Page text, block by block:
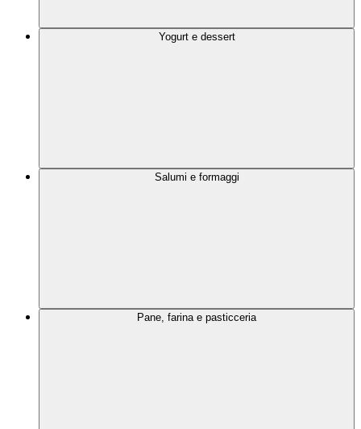
Yogurt e dessert
Salumi e formaggi
Pane, farina e pasticceria